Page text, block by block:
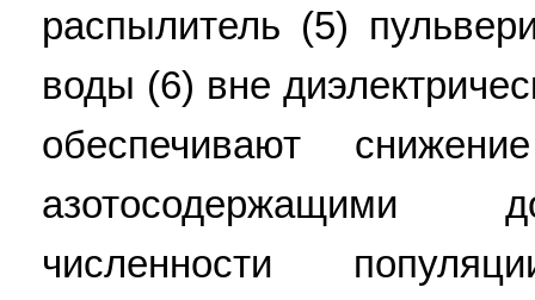
распылитель (5)
воды (6) вне
обеспечивают
азотосодержащими
численности